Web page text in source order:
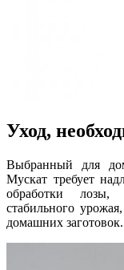
Уход,
Выбранный для
Мускат требует
обработки лозы,
стабильного
домашних заготовок.